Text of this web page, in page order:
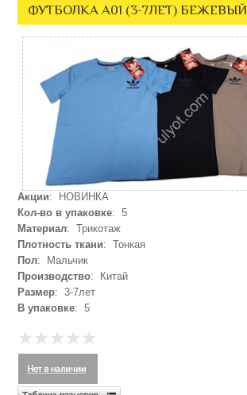
ФУТБОЛКА A01 (3-7ЛЕТ) БЕЖЕВЫЙ
Акции: НОВИНКА
Кол-во в упаковке: 5
Материал: Трикотаж
Плотность ткани: Тонкая
Пол: Мальчик
Производство: Китай
Размер: 3-7лет
В упаковке: 5